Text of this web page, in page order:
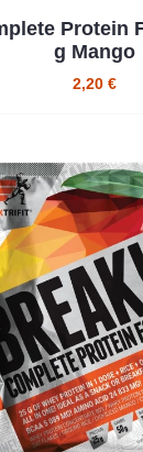
Protein
g Mango
2,20 €